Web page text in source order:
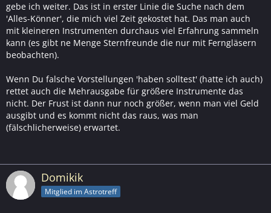
gebe ich weiter. Das ist in erster Linie die Suche nach dem
'Alles-Könner', die mich viel Zeit gekostet hat. Das man auch
mit kleineren Instrumenten durchaus viel Erfahrung sammeln
kann (es gibt ne Menge Sternfreunde die nur mit Ferngläsern
beobachten).
Wenn Du falsche Vorstellungen 'haben solltest' (hatte ich auch)
rettet auch die Mehrausgabe für größere Instrumente das
nicht. Der Frust ist dann nur noch größer, wenn man viel Geld
ausgibt und es kommt nicht das raus, was man
(fälschlicherweise) erwartet.
Domikik
Mitglied im Astrotreff